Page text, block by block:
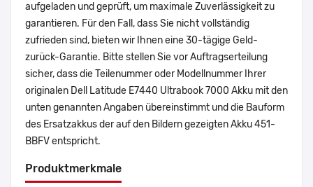
aufgeladen und geprüft, um maximale Zuverlässigkeit zu
garantieren. Für den Fall, dass Sie nicht vollständig
zufrieden sind, bieten wir Ihnen eine 30-tägige Geld-
zurück-Garantie. Bitte stellen Sie vor Auftragserteilung
sicher, dass die Teilenummer oder Modellnummer Ihrer
originalen Dell Latitude E7440 Ultrabook 7000 Akku mit den
unten genannten Angaben übereinstimmt und die Bauform
des Ersatzakkus der auf den Bildern gezeigten Akku 451-
BBFV entspricht.
Produktmerkmale